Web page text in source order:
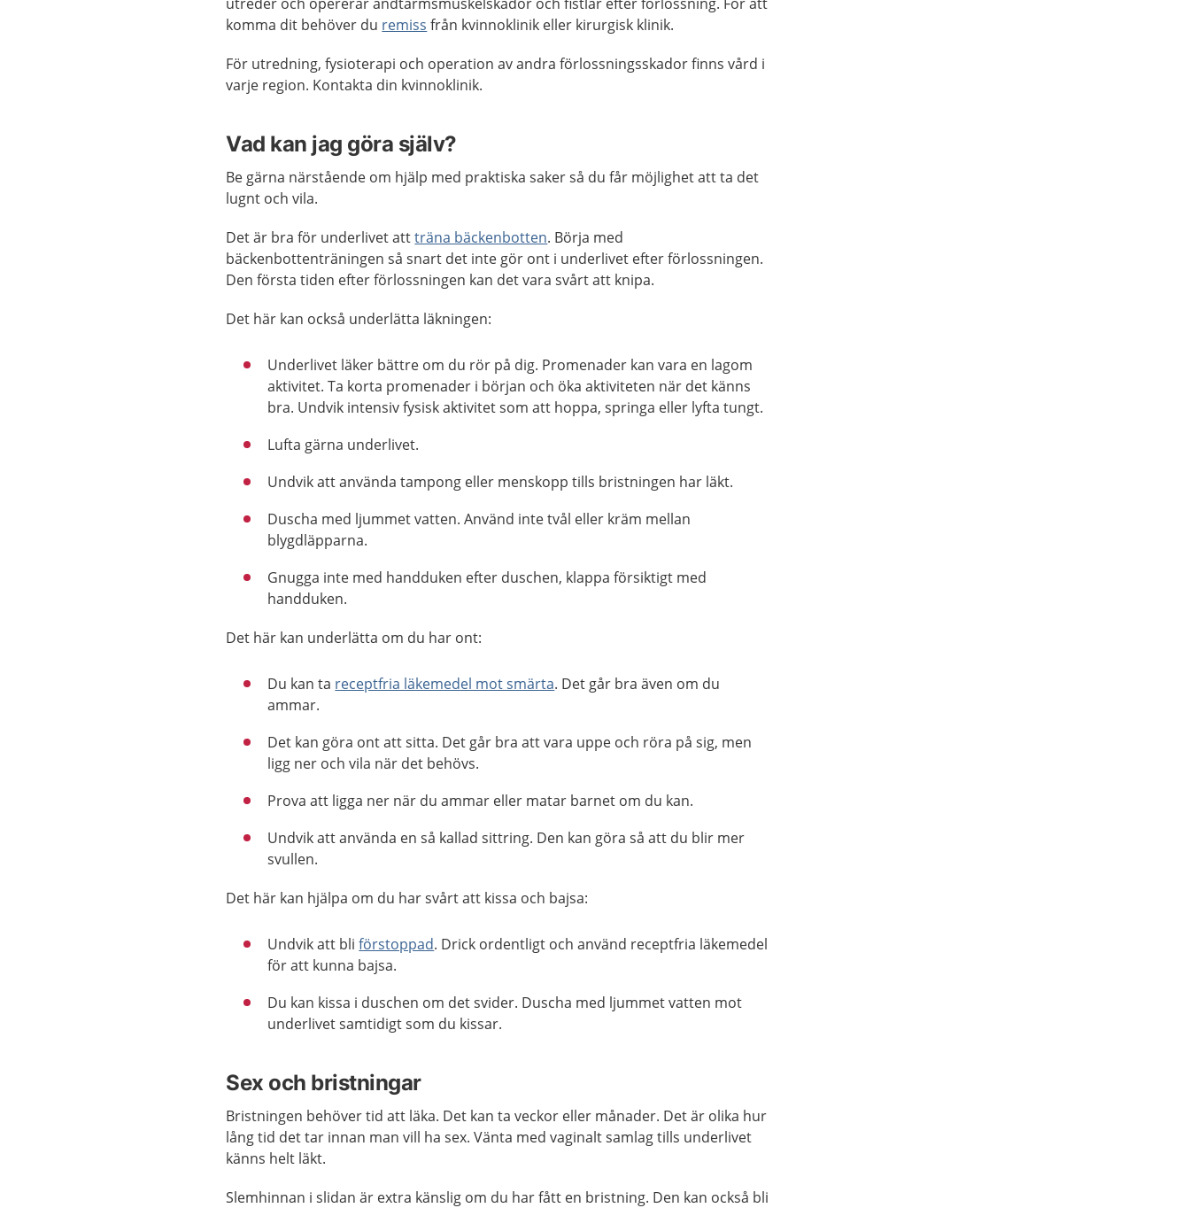
komma dit behöver du remiss från kvinnoklinik eller kirurgisk klinik.
För utredning, fysioterapi och operation av andra förlossningsskador finns vård i
varje region. Kontakta din kvinnoklinik.
Vad kan jag göra själv?
Be gärna närstående om hjälp med praktiska saker så du får möjlighet att ta det
lugnt och vila.
Det är bra för underlivet attträna bäckenbotten. Börja med
bäckenbottenträningen så snart det inte gör ont i underlivet efter förlossningen.
Den första tiden efter förlossningen kan det vara svårt att knipa.
Det här kan också underlätta läkningen:
Underlivet läker bättre om du rör på dig. Promenader kan vara en lagom
aktivitet. Ta korta promenader i början och öka aktiviteten när det känns
bra. Undvik intensiv fysisk aktivitet som att hoppa, springa eller lyfta tungt.
Lufta gärna underlivet.
Undvik att använda tampong eller menskopp tills bristningen har läkt.
Duscha med ljummet vatten. Använd inte tvål eller kräm mellan
blygdläpparna.
Gnugga inte med handduken efter duschen, klappa försiktigt med
handduken.
Det här kan underlätta om du har ont:
Du kan ta receptfria läkemedel mot smärta. Det går bra även om du
ammar.
Det kan göra ont att sitta. Det går bra att vara uppe och röra på sig, men
ligg ner och vila när det behövs.
Prova att ligga ner när du ammar eller matar barnet om du kan.
Undvik att använda en så kallad sittring. Den kan göra så att du blir mer
svullen.
Det här kan hjälpa om du har svårt att kissa och bajsa:
Undvik att bliförstoppad. Drick ordentligt och använd receptfria läkemedel
för att kunna bajsa.
Du kan kissa i duschen om det svider. Duscha med ljummet vatten mot
underlivet samtidigt som du kissar.
Sex och bristningar
Bristningen behöver tid att läka. Det kan ta veckor eller månader. Det är olika hur
lång tid det tar innan man vill ha sex. Vänta med vaginalt samlag tills underlivet
känns helt läkt.
Slemhinnan i slidan är extra känslig om du har fått en bristning. Den kan också bli